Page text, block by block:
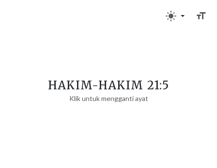
HAKIM-HAKIM 21:5
Klik untuk mengganti ayat